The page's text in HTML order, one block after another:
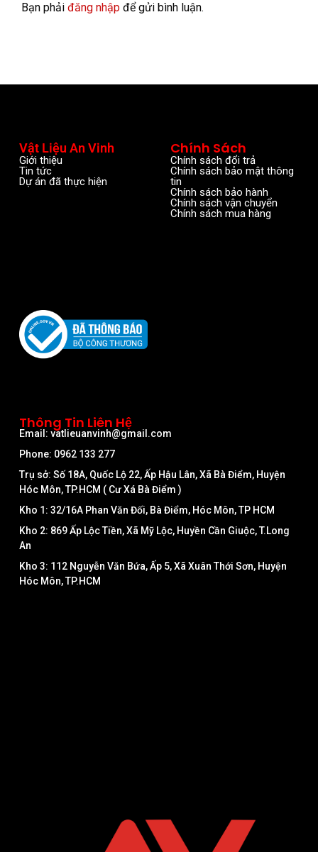
Bạn phải đăng nhập để gửi bình luận.
Vật Liệu An Vinh
Giới thiệu
Tin tức
Dự án đã thực hiện
Chính Sách
Chính sách đổi trả
Chính sách bảo mật thông
tin
Chính sách bảo hành
Chính sách vận chuyển
Chính sách mua hàng
Thông Tin Liên Hệ
Email: vatlieuanvinh@gmail.com
Phone: 0962 133 277
Trụ sở: Số 18A, Quốc Lộ 22, Ấp Hậu Lân, Xã Bà Điểm, Huyện
Hóc Môn, TP.HCM ( Cư Xá Bà Điểm )
Kho 1: 32/16A Phan Văn Đối, Bà Điểm, Hóc Môn, TP HCM
Kho 2: 869 Ấp Lộc Tiền, Xã Mỹ Lộc, Huyền Cần Giuộc, T.Long
An
Kho 3: 112 Nguyễn Văn Bứa, Ấp 5, Xã Xuân Thới Sơn, Huyện
Hóc Môn, TP.HCM